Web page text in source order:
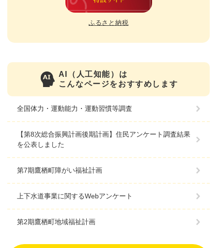
ふるさと納税
AI（人工知能）は
こんなページをおすすめします
全国体力・運動能力・運動習慣等調査
【第8次総合振興計画後期計画】住民アンケート調査結果
を公表しました
第7期鷹栖町障がい福祉計画
上下水道事業に関するWebアンケート
第2期鷹栖町地域福祉計画